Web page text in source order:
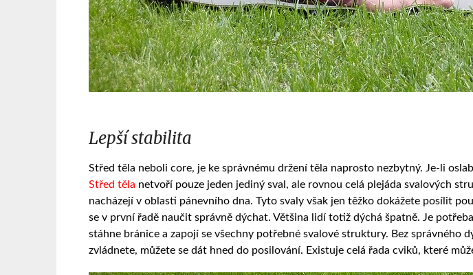
Lepší stabilita
Střed těla neboli core, je ke správnému držení těla naprosto nezbytný. Je-li
Střed těla netvoří pouze jeden jediný sval, ale rovnou celá plejáda svalových
nacházejí v oblasti pánevního dna. Tyto svaly však jen těžko dokážete posílit
se v první řadě naučit správně dýchat. Většina lidí totiž dýchá špatně. Je
stáhne bránice a zapojí se všechny potřebné svalové struktury. Bez
zvládnete, můžete se dát hned do posilování. Existuje celá řada cviků, které